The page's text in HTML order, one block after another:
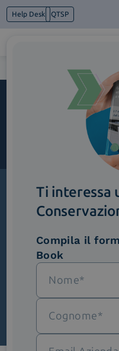
Help Desk QTSP
Cosa facciamo
Iscriviti alla
Novità, iniziative
trasformazione
Scopri InNews
Ti interessa
Compila il
Book